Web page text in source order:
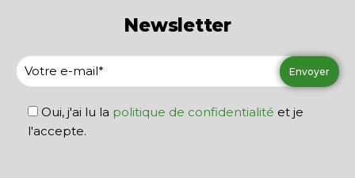
Newsletter
Oui, j'ai lu la politique de confidentialité et je
l'accepte.